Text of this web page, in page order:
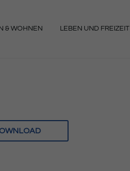
& WOHNEN LEBEN UND FREIZEIT